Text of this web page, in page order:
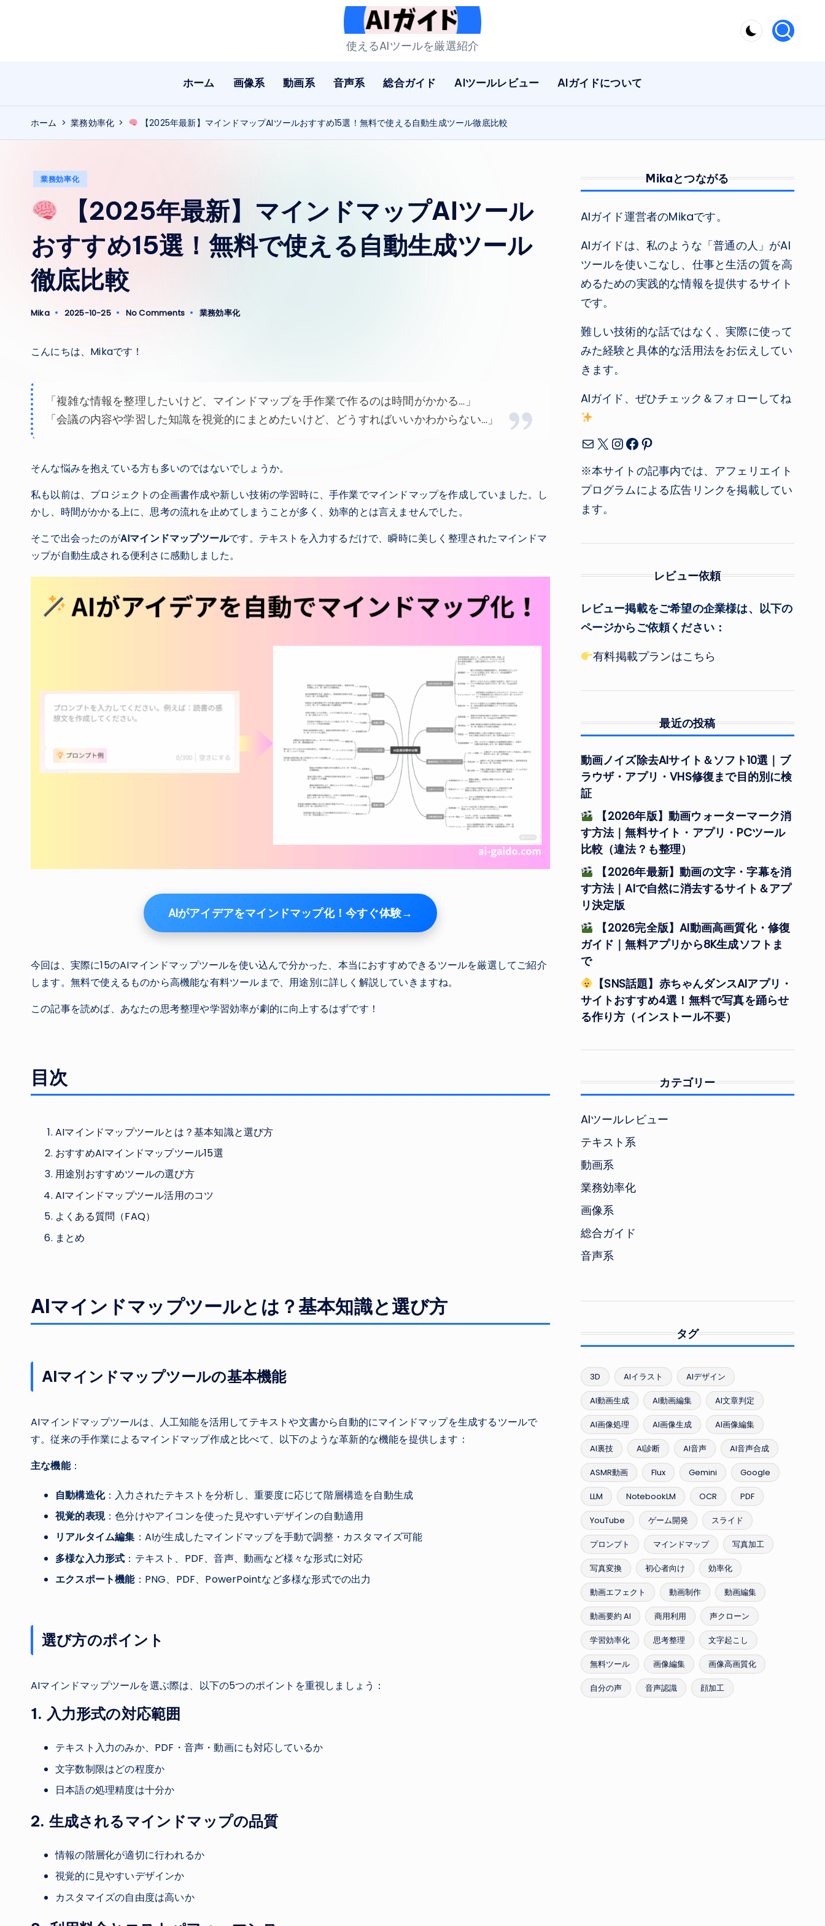
A
ガ
イ
ド
使えるAIツールを厳選紹介
ホーム 画像系 動画系 音声系 総合ガイド AIツールレビュー AIガイドについて
ホーム > 業務効率化 > 【2025年最新】マインドマップAIツールおすすめ15選！無料で使える自動生成ツール徹底比較
Posted
業務効率化
【2025年最新】マインドマップAIツール
おすすめ15選！無料で使える自動生成ツール
徹底比較
Posted
Mika 2025-10-25 No Comments Posted
業務効率化
こんにちは、Mikaです！
「複雑な情報を整理したいけど、マインドマップを手作業で作るのは時間がかかる…」
「会議の内容や学習した知識を視覚的にまとめたいけど、どうすればいいかわからない…」
そんな悩みを抱えている方も多いのではないでしょうか。
私も以前は、プロジェクトの企画書作成や新しい技術の学習時に、手作業でマインドマップを作成していました。し
かし、時間がかかる上に、思考の流れを止めてしまうことが多く、効率的とは言えませんでした。
そこで出会ったのがAIマインドマップツールです。テキストを入力するだけで、瞬時に美しく整理されたマインドマ
ップが自動生成される便利さに感動しました。
AIがアイデアをマインドマップ化！今すぐ体験→
今回は、実際に15のAIマインドマップツールを使い込んで分かった、本当におすすめできるツールを厳選してご紹介
します。無料で使えるものから高機能な有料ツールまで、用途別に詳しく解説していきますね。
この記事を読めば、あなたの思考整理や学習効率が劇的に向上するはずです！
目次
AIマインドマップツールとは？基本知識と選び方
おすすめAIマインドマップツール15選
用途別おすすめツールの選び方
AIマインドマップツール活用のコツ
よくある質問（FAQ）
まとめ
AIマインドマップツールとは？基本知識と選び方
AIマインドマップツールの基本機能
AIマインドマップツールは、人工知能を活用してテキストや文書から自動的にマインドマップを生成するツールで
す。従来の手作業によるマインドマップ作成と比べて、以下のような革新的な機能を提供します：
主な機能：
自動構造化：入力されたテキストを分析し、重要度に応じて階層構造を自動生成
視覚的表現：色分けやアイコンを使った見やすいデザインの自動適用
リアルタイム編集 ：AIが生成したマインドマップを手動で調整・カスタマイズ可能
多様な入力形式 ：テキスト、PDF、音声、動画など様々な形式に対応
エクスポート機能：PNG、PDF、PowerPointなど多様な形式での出力
選び方のポイント
AIマインドマップツールを選ぶ際は、以下の5つのポイントを重視しましょう：
1. 入力形式の対応範囲
テキスト入力のみか、PDF・音声・動画にも対応しているか
文字数制限はどの程度か
日本語の処理精度は十分か
2. 生成されるマインドマップの品質
情報の階層化が適切に行われるか
視覚的に見やすいデザインか
カスタマイズの自由度は高いか
Mikaとつながる
AIガイド運営者のMikaです。
AIガイドは、私のような「普通の人」がAI
ツールを使いこなし、仕事と生活の質を高
めるための実践的な情報を提供するサイト
です。
難しい技術的な話ではなく、実際に使って
みた経験と具体的な活用法をお伝えしてい
きます。
AIガイド、ぜひチェック＆フォローしてね
メールX Instagram
Facebook
Pinterest
※本サイトの記事内では、アフェリエイト
プログラムによる広告リンクを掲載してい
ます。
レビュー依頼
レビュー掲載をご希望の企業様は、以下の
ページからご依頼ください：
有料掲載プランはこちら
最近の投稿
動画ノイズ除去AIサイト＆ソフト10選｜ブ
ラウザ・アプリ・VHS修復まで目的別に検
証
【2026年版】動画ウォーターマーク消
す方法｜無料サイト・アプリ・PCツール
比較（違法？も整理）
【2026年最新】動画の文字・字幕を消
す方法｜AIで自然に消去するサイト＆アプ
リ決定版
【2026完全版】AI動画高画質化・修復
ガイド｜無料アプリから8K生成ソフトま
で
【SNS話題】赤ちゃんダンスAIアプリ・
サイトおすすめ4選！無料で写真を踊らせ
る作り方（インストール不要）
カテゴリー
AIツールレビュー
テキスト系
動画系
業務効率化
画像系
総合ガイド
音声系
タグ
3D AIイラスト AIデザイン
AI動画生成 AI動画編集 AI文章判定
AI画像処理 AI画像生成 AI画像編集
AI裏技 AI診断 AI音声 AI音声合成
ASMR動画 Flux Gemini Google
LLM NotebookLM OCR PDF
YouTube ゲーム開発 スライド
プロンプト マインドマップ 写真加工
写真変換 初心者向け 効率化
動画エフェクト 動画制作 動画編集
動画要約 AI 商用利用 声クローン
学習効率化 思考整理 文字起こし
無料ツール 画像編集 画像高画質化
自分の声 音声認識 顔加工